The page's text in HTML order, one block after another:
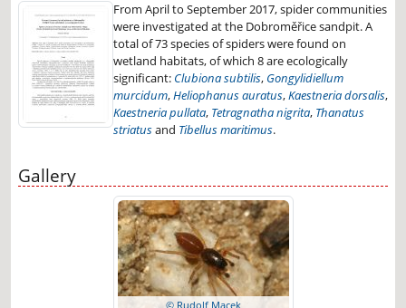
From April to September 2017, spider communities
were investigated at the Dobroměřice sandpit. A
total of 73 species of spiders were found on
wetland habitats, of which 8 are ecologically
significant: Clubiona subtilis, Gongylidiellum
murcidum,Heliophanus auratus,Kaestneria dorsalis,
Kaestneria pullata, Tetragnatha nigrita, Thanatus
striatusand Tibellus maritimus.
Gallery
© Rudolf Macek